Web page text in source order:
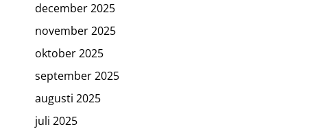
december 2025
november 2025
oktober 2025
september 2025
augusti 2025
juli 2025